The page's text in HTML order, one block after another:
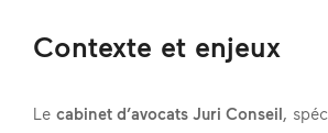
Contexte et enjeux
Le cabinet d’avocats Juri Conseil,